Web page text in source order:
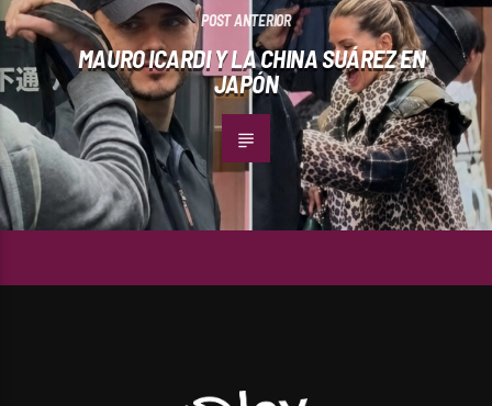
POST ANTERIOR
MAURO ICARDI Y LA CHINA SUÁREZ EN
JAPÓN